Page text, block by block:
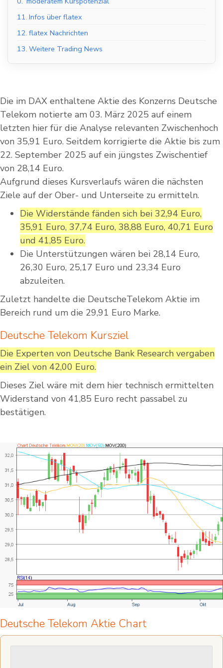
11. Infos über flatex
12. flatex Nachrichten
13. Weitere Trading News
Die im DAX enthaltene Aktie des Konzerns Deutsche
Telekom notierte am 03. März 2025 auf einem
letzten hier für die Analyse relevanten Zwischenhoch
von 35,91 Euro. Seitdem korrigierte die Aktie bis zum
22. September 2025 auf ein jüngstes Zwischentief
von 28,14 Euro.
Aufgrund dieses Kursverlaufs wären die nächsten
Ziele auf der Ober- und Unterseite zu ermitteln.
Die Widerstände fänden sich bei 32,94 Euro,
35,91 Euro, 37,74 Euro, 38,88 Euro, 40,71 Euro
und 41,85 Euro.
Die Unterstützungen wären bei 28,14 Euro,
26,30 Euro, 25,17 Euro und 23,34 Euro
abzuleiten.
Zuletzt handelte die DeutscheTelekom Aktie im
Bereich rund um die 29,91 Euro Marke.
Deutsche Telekom Kursziel
Die Experten von Deutsche Bank Research vergaben
ein Ziel von 42,00 Euro.
Dieses Ziel wäre mit dem hier technisch ermittelten
Widerstand von 41,85 Euro recht passabel zu
bestätigen.
Deutsche Telekom Aktie Chart